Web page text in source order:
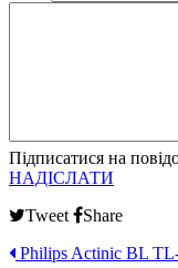
Підписатися на
НАДІСЛАТИ
Tweet
Share
Philips Actinic BL